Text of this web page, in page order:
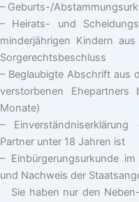
– Geburts-/
– Heirats- und
minderjährigen Kindern
Sorgerechtsbeschluss
– Beglaubigte Abschrift aus
verstorbenen
Monate)
–
Partner unter 18 Jahren ist
– Einbürgerungsurkunde
und Nachweis der
Sie haben nur den